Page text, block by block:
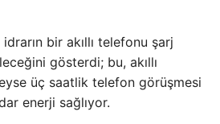
bir akıllı telefonu şarj
gösterdi; bu, akıllı
üç saatlik telefon görüşmesi
enerji sağlıyor.